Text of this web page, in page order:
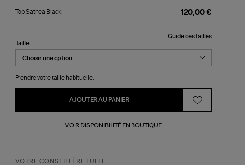
Sathea
Top Sathea Black 120,00 €
Guide des tailles
Taille
Prendre votre taille habituelle.
AJOUTER AU PANIER
VOIR DISPONIBILITÉ EN BOUTIQUE
VOTRE CONSEILLÈRE LULLI